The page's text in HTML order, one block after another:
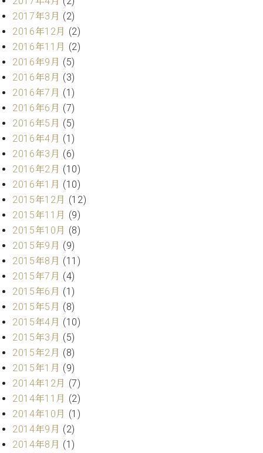
2017年3月 (2)
2016年12月 (2)
2016年11月 (2)
2016年9月 (5)
2016年8月 (3)
2016年7月 (1)
2016年6月 (7)
2016年5月 (5)
2016年4月 (1)
2016年3月 (6)
2016年2月 (10)
2016年1月 (10)
2015年12月 (12)
2015年11月 (9)
2015年10月 (8)
2015年9月 (9)
2015年8月 (11)
2015年7月 (4)
2015年6月 (1)
2015年5月 (8)
2015年4月 (10)
2015年3月 (5)
2015年2月 (8)
2015年1月 (9)
2014年12月 (7)
2014年11月 (2)
2014年10月 (1)
2014年9月 (2)
2014年8月 (1)